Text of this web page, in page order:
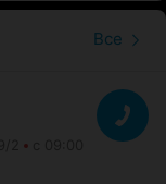
Все